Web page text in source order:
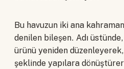
Bu havuzun iki ana
denilen bileşen. Adı
ürünü yeniden
şeklinde yapılara